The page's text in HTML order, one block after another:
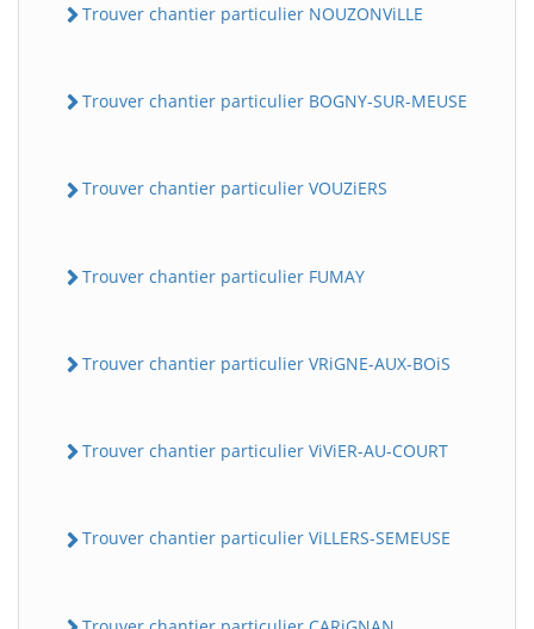
Trouver chantier particulier NOUZONViLLE
Trouver chantier particulier BOGNY-SUR-MEUSE
Trouver chantier particulier VOUZiERS
Trouver chantier particulier FUMAY
Trouver chantier particulier VRiGNE-AUX-BOiS
Trouver chantier particulier ViViER-AU-COURT
Trouver chantier particulier ViLLERS-SEMEUSE